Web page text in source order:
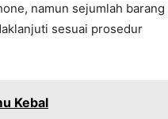
namun sejumlah barang
sesuai prosedur
Kebal